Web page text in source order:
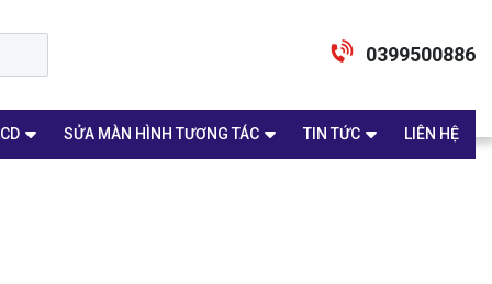
0399500886
SỬA MÀN HÌNH TƯƠNG TÁC TIN TỨC LIÊN HỆ